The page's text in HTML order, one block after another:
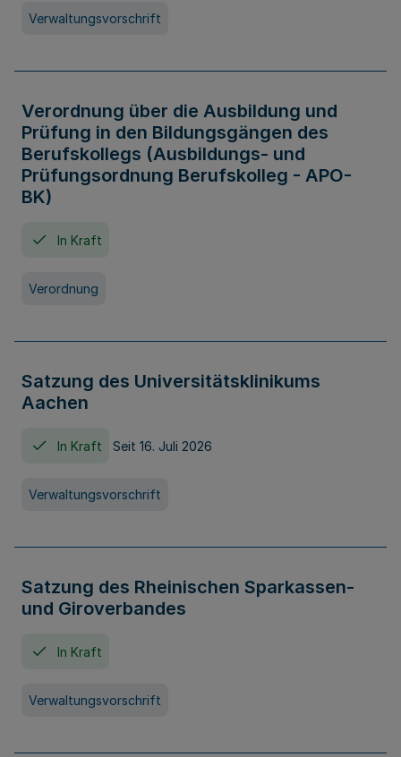
Verwaltungsvorschrift
Verordnung über die Ausbildung und
Prüfung in den Bildungsgängen des
Berufskollegs (Ausbildungs- und
Prüfungsordnung Berufskolleg - APO-
BK)
In Kraft
Verordnung
Satzung des Universitätsklinikums
Aachen
In Kraft Seit 16. Juli 2026
Verwaltungsvorschrift
Satzung des Rheinischen Sparkassen-
und Giroverbandes
In Kraft
Verwaltungsvorschrift